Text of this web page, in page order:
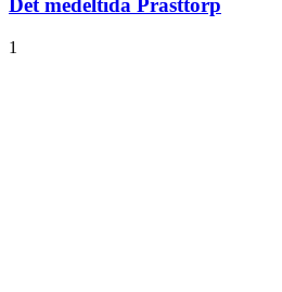
Det medeltida Prästtorp
1